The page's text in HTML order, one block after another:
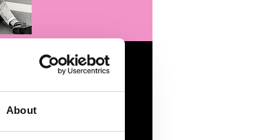
About
Jessie Jazz
Vuijk